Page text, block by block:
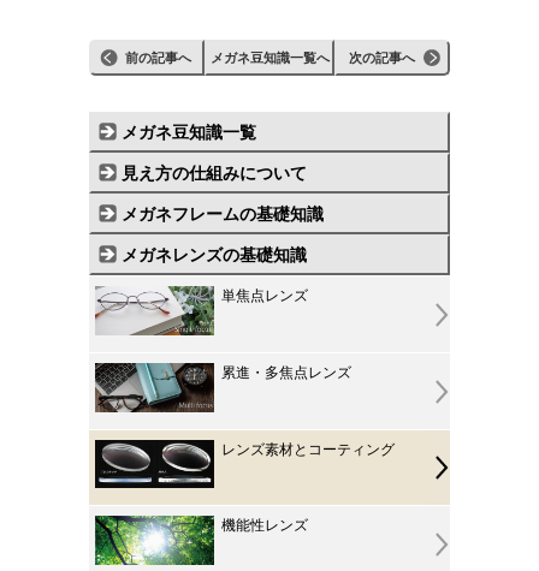
前の記事へ メガネ豆知識一覧へ 次の記事へ
メガネ豆知識一覧
見え方の仕組みについて
メガネフレームの基礎知識
メガネレンズの基礎知識
単焦点レンズ
累進・多焦点レンズ
レンズ素材とコーティング
機能性レンズ